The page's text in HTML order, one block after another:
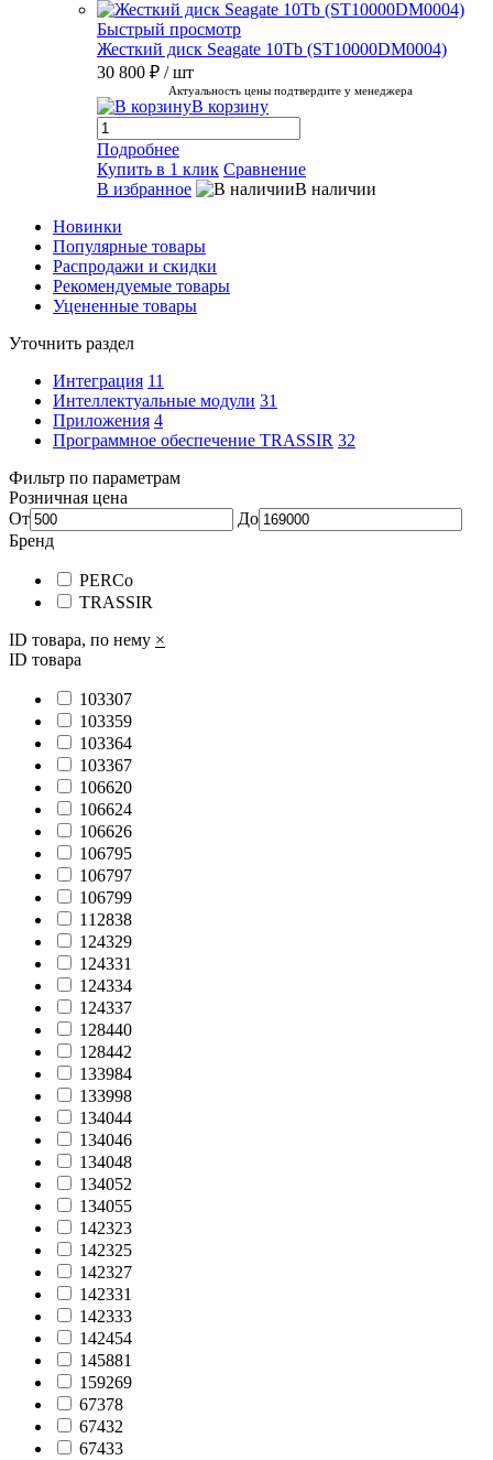
Быстрый просмотр
Жесткий диск Seagate 10Tb (ST10000DM0004)
30 800 ₽ / шт
Актуальность цены подтвердите у менеджера
В корзину
Подробнее
Купить в 1 клик Сравнение
В избранное
В наличии
Новинки
Популярные товары
Распродажи и скидки
Рекомендуемые товары
Уцененные товары
Уточнить раздел
Интеграция 11
Интеллектуальные модули 31
Приложения 4
Программное обеспечение TRASSIR 32
Фильтр по параметрам
Розничная цена
От
До
Бренд
PERCo
TRASSIR
ID товара, по нему ×
ID товара
103307
103359
103364
103367
106620
106624
106626
106795
106797
106799
112838
124329
124331
124334
124337
128440
128442
133984
133998
134044
134046
134048
134052
134055
142323
142325
142327
142331
142333
142454
145881
159269
67378
67432
67433